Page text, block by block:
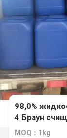
98,0%
4 Браун
MOQ：1kg